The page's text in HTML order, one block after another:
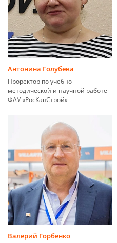
Антонина Голубева
Проректор по учебно-
методической и научной работе
ФАУ «РосКапСтрой»
Валерий Горбенко